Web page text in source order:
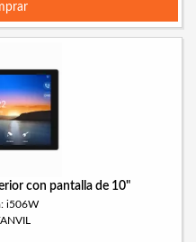
con pantalla de 10"
i506W